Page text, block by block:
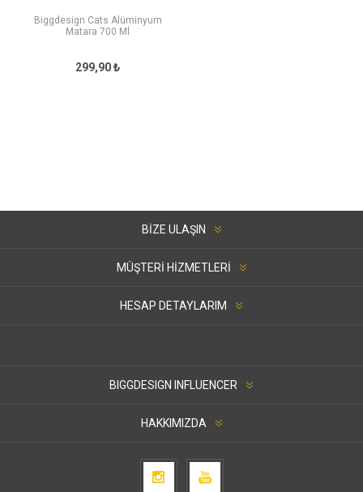
Biggdesign Cats Alüminyum
Matara 700 Ml
299,90 ₺
BIZE ULAŞIN
MÜŞTERI HIZMETLERI
HESAP DETAYLARIM
BIGGDESIGN INFLUENCER
HAKKIMIZDA